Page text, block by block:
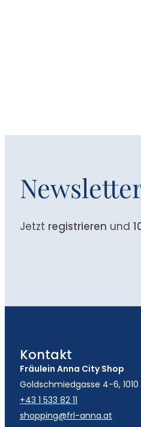
Jetzt registrieren und
Kontakt
Fräulein Anna City Shop
Goldschmiedgasse 4-6, 1010
+43 1 533 82 11
shopping@frl-anna.at